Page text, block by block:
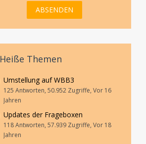
Heiße Themen
Umstellung auf WBB3
125 Antworten, 50.952 Zugriffe, Vor 16
Jahren
Updates der Frageboxen
118 Antworten, 57.939 Zugriffe, Vor 18
Jahren